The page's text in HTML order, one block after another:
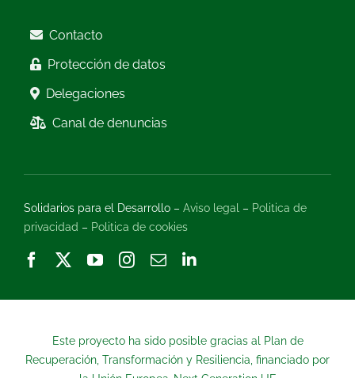
Contacto
Protección de datos
Delegaciones
Canal de denuncias
Solidarios para el Desarrollo – Aviso legal – Politica de
privacidad – Politica de cookies
Este proyecto ha sido posible gracias al Plan de
Recuperación, Transformación y Resiliencia, financiado por